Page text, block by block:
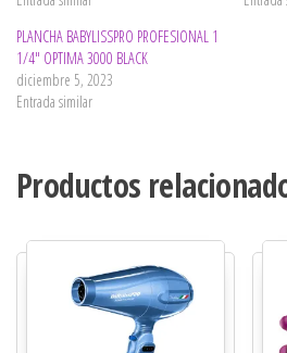
PLANCHA BABYLISSPRO PROFESIONAL 1
1/4″ OPTIMA 3000 BLACK
diciembre 5, 2023
Entrada similar
Productos